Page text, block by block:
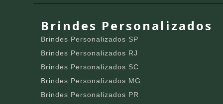
Brindes Personalizados
Brindes Personalizados SP
Brindes Personalizados RJ
Brindes Personalizados SC
Brindes Personalizados MG
Brindes Personalizados PR